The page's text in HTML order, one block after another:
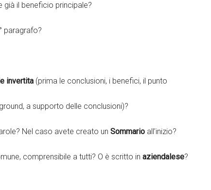
già il beneficio principale?
paragrafo?
invertita (prima le conclusioni, i benefici, il punto
a supporto delle conclusioni)?
Nel caso avete creato un Sommario all’inizio?
comprensibile a tutti? O è scritto in aziendalese?